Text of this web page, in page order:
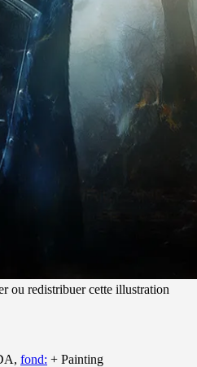
ou redistribuer cette illustration
fond: + Painting